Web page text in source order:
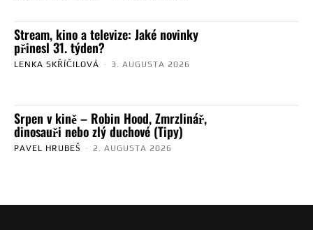
Stream, kino a televize: Jaké novinky
přinesl 31. týden?
LENKA SKŘÍČILOVÁ - 3. AUGUSTA 2026
Srpen v kině – Robin Hood, Zmrzlinář,
dinosauři nebo zlý duchové (Tipy)
PAVEL HRUBEŠ - 2. AUGUSTA 2026